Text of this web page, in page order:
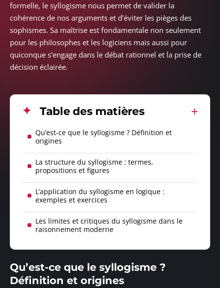
formelle, le syllogisme nous permet de valider la
cohérence de nos arguments et d’éviter les pièges des
sophismes. Sa maîtrise est fondamentale non seulement
pour les philosophes et les logiciens mais aussi pour
quiconque s’engage dans le débat rationnel et la prise de
décision éclairée.
Table des matières
Qu’est-ce que le syllogisme ? Définition et
origines
La structure du syllogisme : termes,
propositions et figures
L’application du syllogisme en logique :
exemples et exercices
Les limites et critiques du syllogisme dans le
raisonnement moderne
Qu’est-ce que le syllogisme ?
Définition et origines